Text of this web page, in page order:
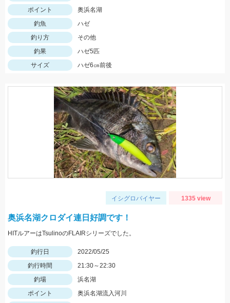
ポイント
奥浜名湖
釣魚
ハゼ
釣り方
その他
釣果
ハゼ5匹
サイズ
ハゼ6㎝前後
イシグロバイヤー 1335 view
奥浜名湖クロダイ連日好調です！
HITルアーはTsulinoのFLAIRシリーズでした。
釣行日
2022/05/25
釣行時間
21:30～22:30
釣場
浜名湖
ポイント
奥浜名湖流入河川